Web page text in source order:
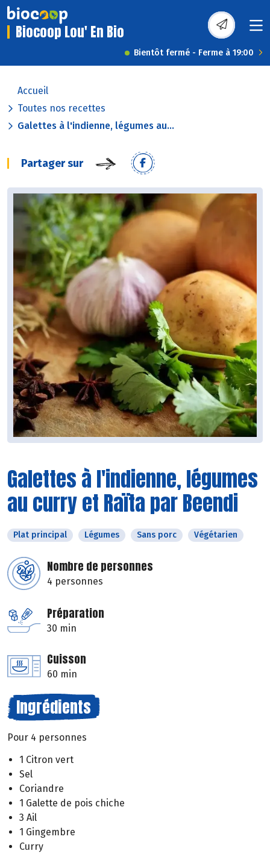
Biocoop Lou' En Bio
Bientôt fermé - Ferme à 19:00
Accueil
Toutes nos recettes
Galettes à l'indienne, légumes au...
Partager sur
Galettes à l'indienne, légumes
au curry et Raïta par Beendi
Plat principal Légumes Sans porc Végétarien
Nombre de personnes
4 personnes
Préparation
30 min
Cuisson
60 min
Ingrédients
Pour 4 personnes
1 Citron vert
Sel
Coriandre
1 Galette de pois chiche
3 Ail
1 Gingembre
Curry